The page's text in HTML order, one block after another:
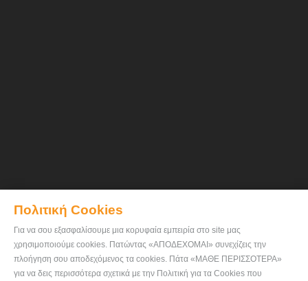
Πολιτική Cookies
Για να σου εξασφαλίσουμε μια κορυφαία εμπειρία στο site μας
χρησιμοποιούμε cookies. Πατώντας «ΑΠΟΔΕΧΟΜΑΙ» συνεχίζεις την
πλοήγηση σου αποδεχόμενος τα cookies. Πάτα «ΜΑΘΕ ΠΕΡΙΣΣΟΤΕΡΑ»
για να δεις περισσότερα σχετικά με την Πολιτική για τα Cookies που